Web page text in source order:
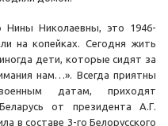
Николаевны, это 1946-
на копейках. Сегодня жить
дети, которые сидят за
нам…». Всегда приятны
датам, приходят
от президента А.Г.
в составе 3-го Белорусского